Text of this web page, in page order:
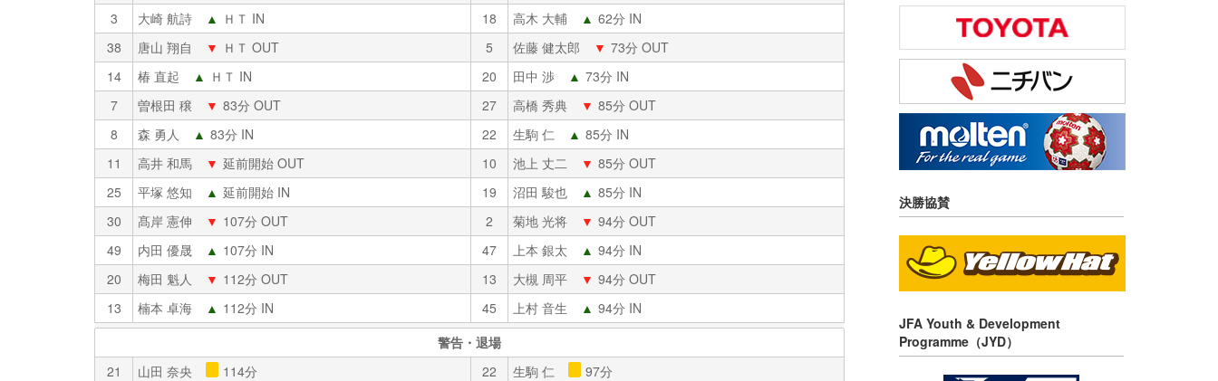
3
大崎 航詩 ▲ ＨＴ IN 18 高木 大輔 ▲ 62分 IN
38
唐山 翔自 ▼ ＨＴ OUT 5 佐藤 健太郎 ▼ 73分 OUT
14
椿 直起 ▲ ＨＴ IN 20 田中 渉 ▲ 73分 IN
7
曽根田 穣 ▼ 83分 OUT 27 高橋 秀典 ▼ 85分 OUT
8
森 勇人 ▲ 83分 IN 22 生駒 仁 ▲ 85分 IN
11
高井 和馬 ▼ 延前開始 OUT 10 池上 丈二 ▼ 85分 OUT
25
平塚 悠知 ▲ 延前開始 IN 19 沼田 駿也 ▲ 85分 IN
30
髙岸 憲伸 ▼ 107分 OUT 2 菊地 光将 ▼ 94分 OUT
49
内田 優晟 ▲ 107分 IN 47 上本 銀太 ▲ 94分 IN
20
梅田 魁人 ▼ 112分 OUT 13 大槻 周平 ▼ 94分 OUT
13
楠本 卓海 ▲ 112分 IN 45 上村 音生 ▲ 94分 IN
警告・退場
21
山田 奈央 114分 22 生駒 仁
97分
決勝協賛
JFA Youth & Development
Programme（JYD）